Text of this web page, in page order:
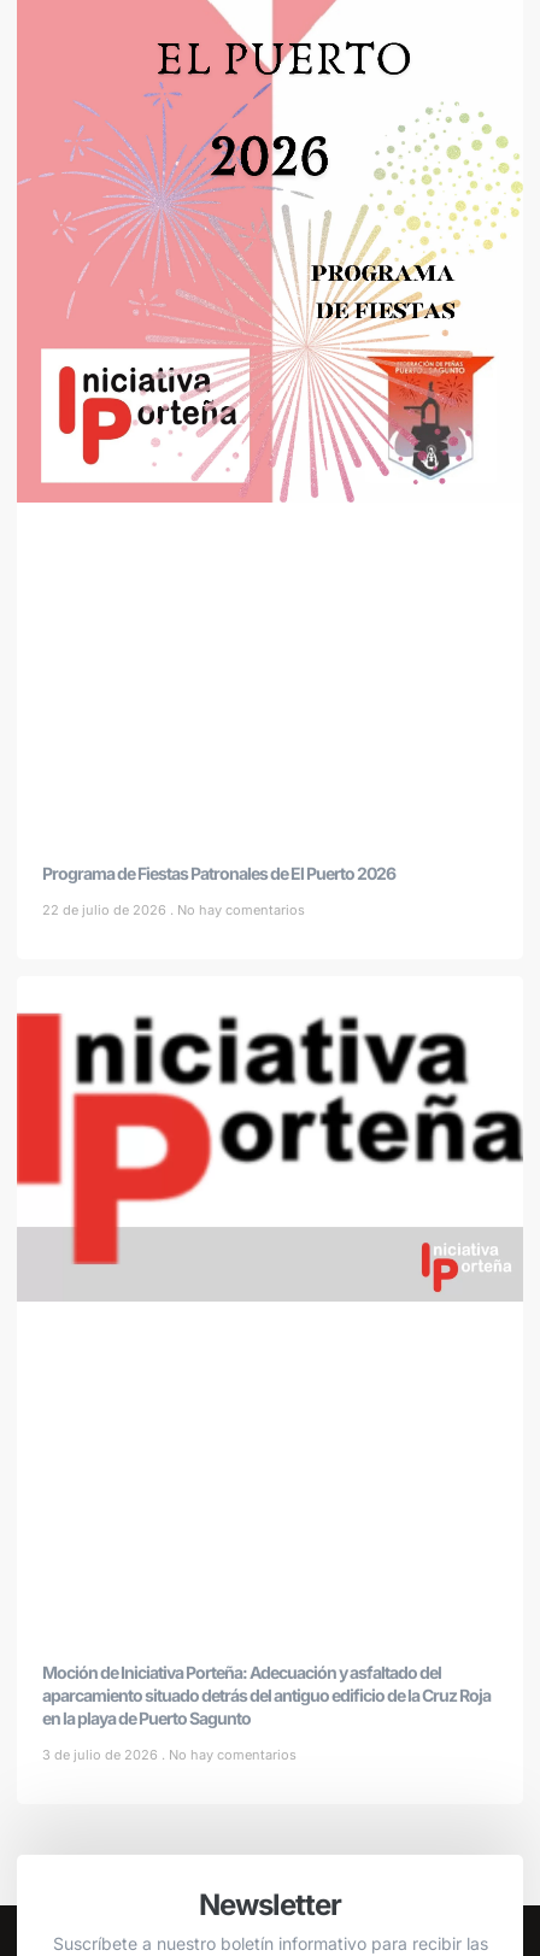
Programa de Fiestas Patronales de El Puerto 2026
22 de julio de 2026 No hay comentarios
Moción de Iniciativa Porteña: Adecuación y asfaltado del
aparcamiento situado detrás del antiguo edificio de la Cruz Roja
en la playa de Puerto Sagunto
3 de julio de 2026 No hay comentarios
Newsletter
Suscríbete a nuestro boletín informativo para recibir las